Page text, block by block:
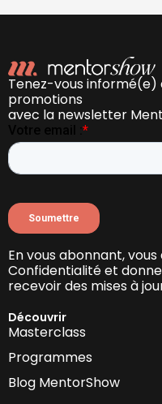
Tenez-vous informé(e)
promotions
avec la newsletter
En vous abonnant,
Confidentialité et
recevoir des mises à
Découvrir
Masterclass
Programmes
Blog MentorShow